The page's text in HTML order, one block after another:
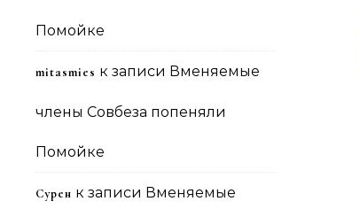
Помойке
mitasmies к записи Вменяемые
члены Совбеза попеняли
Помойке
Сурен к записи Вменяемые